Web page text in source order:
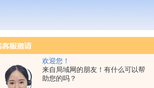
欢迎您！
来自局域网的朋友！有什么可以帮
助您的吗？
压法透氧仪,电子拉力试验机,测厚仪,瓶盖扭矩仪,顶空残氧仪